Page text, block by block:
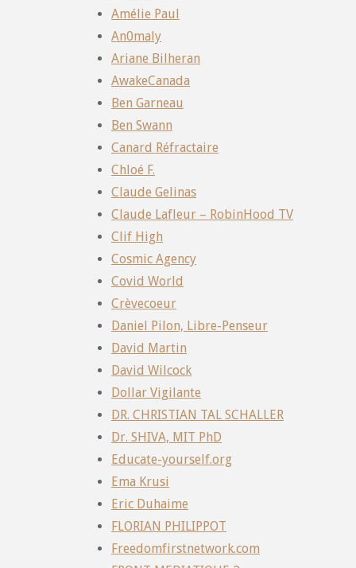
Amélie Paul
An0maly
Ariane Bilheran
AwakeCanada
Ben Garneau
Ben Swann
Canard Réfractaire
Chloé F.
Claude Gelinas
Claude Lafleur – RobinHood TV
Clif High
Cosmic Agency
Covid World
Crèvecoeur
Daniel Pilon, Libre-Penseur
David Martin
David Wilcock
Dollar Vigilante
DR. CHRISTIAN TAL SCHALLER
Dr. SHIVA, MIT PhD
Educate-yourself.org
Ema Krusi
Eric Duhaime
FLORIAN PHILIPPOT
Freedomfirstnetwork.com